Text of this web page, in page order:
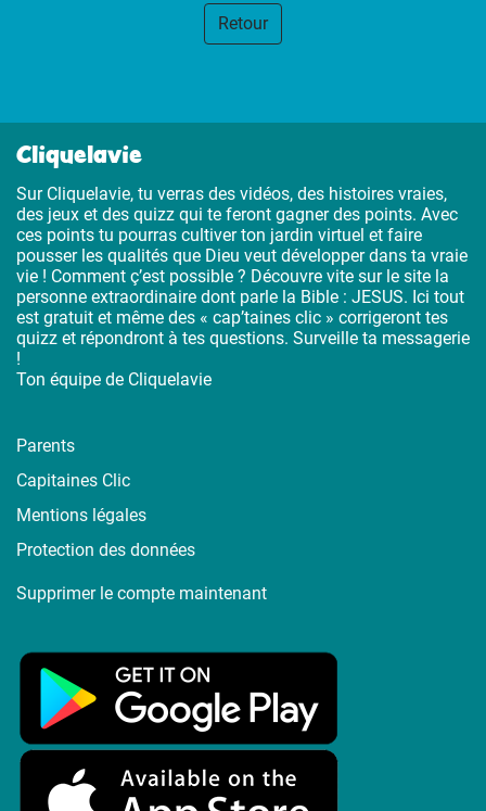
Retour
Cliquelavie
Sur Cliquelavie, tu verras des vidéos, des histoires vraies,
des jeux et des quizz qui te feront gagner des points. Avec
ces points tu pourras cultiver ton jardin virtuel et faire
pousser les qualités que Dieu veut développer dans ta vraie
vie ! Comment ç’est possible ? Découvre vite sur le site la
personne extraordinaire dont parle la Bible : JESUS. Ici tout
est gratuit et même des « cap’taines clic » corrigeront tes
quizz et répondront à tes questions. Surveille ta messagerie
!
Ton équipe de Cliquelavie
Parents
Capitaines Clic
Mentions légales
Protection des données
Supprimer le compte maintenant